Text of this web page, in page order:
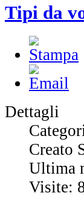
Tipi da
Dettagli
Creato
Ultima
Visite: